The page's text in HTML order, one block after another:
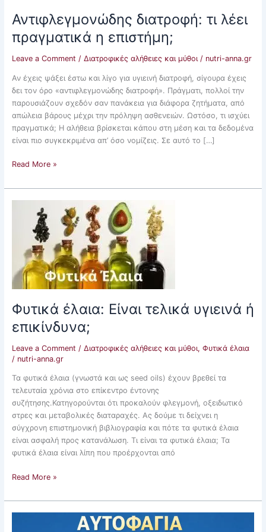
Αντιφλεγμονώδης διατροφή: τι λέει
πραγματικά η επιστήμη;
Leave a Comment / Διατροφικές αλήθειες και μύθοι/ nutri-anna.gr
Αν έχεις ψάξει έστω και λίγο για υγιεινή διατροφή, σίγουρα έχεις
δει τον όρο «αντιφλεγμονώδης διατροφή». Πράγματι, πολλοί την
παρουσιάζουν σχεδόν σαν πανάκεια για διάφορα ζητήματα, από
απώλεια βάρους μέχρι την πρόληψη ασθενειών. Ωστόσο, τι ισχύει
πραγματικά; Η αλήθεια βρίσκεται κάπου στη μέση και τα δεδομένα
είναι πιο συγκεκριμένα απ’ όσο νομίζεις. Σε αυτό το […]
Read More »
Φυτικά έλαια: Είναι τελικά υγιεινά ή
επικίνδυνα;
Leave a Comment / Διατροφικές αλήθειες και μύθοι, Φυτικά έλαια
/ nutri-anna.gr
Τα φυτικά έλαια (γνωστά και ως seed oils) έχουν βρεθεί τα
τελευταία χρόνια στο επίκεντρο έντονης
συζήτησης.Κατηγορούνται ότι προκαλούν φλεγμονή, οξειδωτικό
στρες και μεταβολικές διαταραχές. Ας δούμε τι δείχνει η
σύγχρονη επιστημονική βιβλιογραφία και πότε τα φυτικά έλαια
είναι ασφαλή προς κατανάλωση. Τι είναι τα φυτικά έλαια; Τα
φυτικά έλαια είναι λίπη που προέρχονται από
τελικά
υγιεινά
επικίνδυνα;
Read More »